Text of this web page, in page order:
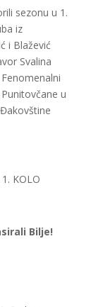
sezonu u 1.
iz
i Blažević
Svalina
u
KOLO
Bilje!